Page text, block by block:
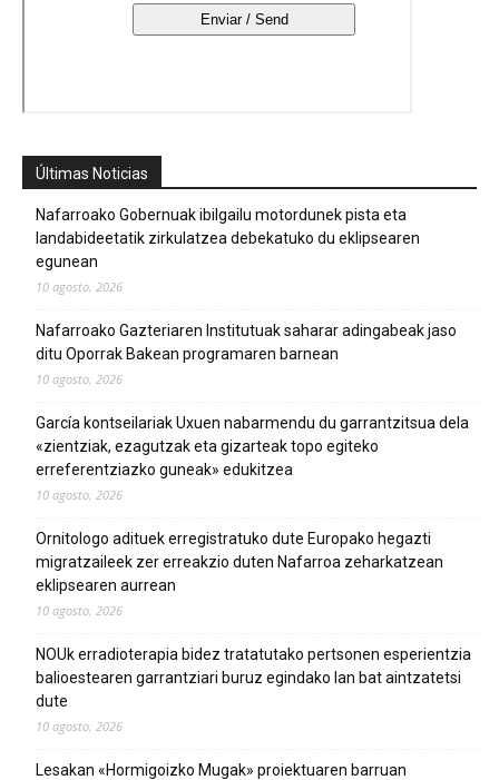
Últimas Noticias
Nafarroako Gobernuak ibilgailu motordunek pista eta
landabideetatik zirkulatzea debekatuko du eklipsearen
egunean
10 agosto, 2026
Nafarroako Gazteriaren Institutuak saharar adingabeak jaso
ditu Oporrak Bakean programaren barnean
10 agosto, 2026
García kontseilariak Uxuen nabarmendu du garrantzitsua dela
«zientziak, ezagutzak eta gizarteak topo egiteko
erreferentziazko guneak» edukitzea
10 agosto, 2026
Ornitologo adituek erregistratuko dute Europako hegazti
migratzaileek zer erreakzio duten Nafarroa zeharkatzean
eklipsearen aurrean
10 agosto, 2026
NOUk erradioterapia bidez tratatutako pertsonen esperientzia
balioestearen garrantziari buruz egindako lan bat aintzatetsi
dute
10 agosto, 2026
Lesakan «Hormigoizko Mugak» proiektuaren barruan